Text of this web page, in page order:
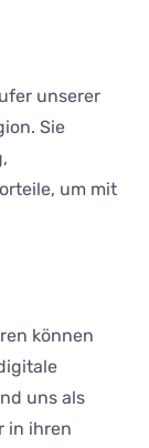
unserer
Sie
um mit
können
uns als
in ihren